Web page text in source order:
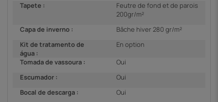
Tapete :
Feutre de fond et de parois
200gr/m²
Capa de inverno :
Bâche hiver 280 gr/m²
Kit de tratamento de
água :
En option
Tomada de vassoura :
Oui
Escumador :
Oui
Bocal de descarga :
Oui